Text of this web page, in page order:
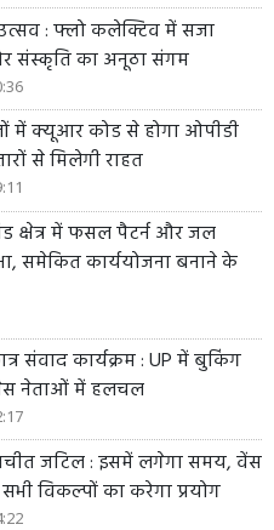
: फ्लो कलेक्टिव में सजा
संस्कृति का अनूठा संगम
में क्यूआर कोड से होगा ओपीडी
से मिलेगी राहत
क्षेत्र में फसल पैटर्न और जल
समेकित कार्ययोजना बनाने के
संवाद कार्यक्रम : UP में बुकिंग
नेताओं में हलचल
जटिल : इसमें लगेगा समय, वेंस
विकल्पों का करेगा प्रयोग